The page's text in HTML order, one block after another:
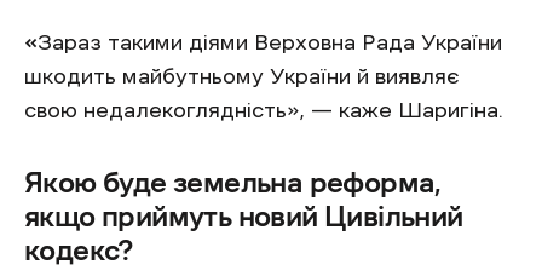
«Зараз такими діями Верховна Рада України
шкодить майбутньому України й виявляє
свою недалекоглядність», — каже Шаригіна.
Якою буде земельна реформа,
якщо приймуть новий Цивільний
кодекс?